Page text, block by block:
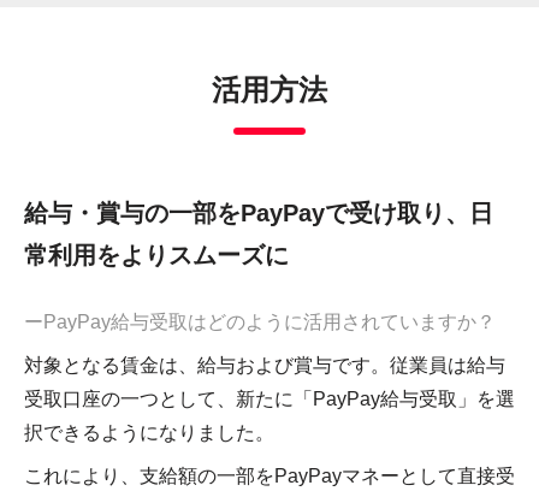
活用方法
給与・賞与の一部をPayPayで受け取り、日
常利用をよりスムーズに
ーPayPay給与受取はどのように活用されていますか？
対象となる賃金は、給与および賞与です。従業員は給与
受取口座の一つとして、新たに「PayPay給与受取」を選
択できるようになりました。
これにより、支給額の一部をPayPayマネーとして直接受